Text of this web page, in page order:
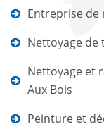
Entreprise de
Nettoyage de
Nettoyage et
Aux Bois
Peinture et